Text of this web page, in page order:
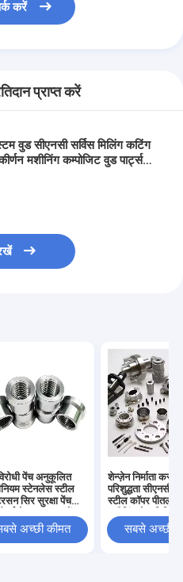
करें
प्राप्त करें
वुड सीएनसी सर्विस मिलिंग कटिंग
मशीनिंग कम्पोजिट वुड पार्ट्स
पेंच अनुकूलित
स्टेनलेस स्टील
सिर सुरक्षा पेंच
अच्छी कीमत
शेन्ज़ेन निर्माता
परिशुद्धता सीएनसी
स्टील कॉपर पीतल
पार्ट्ससबसे अच्छी